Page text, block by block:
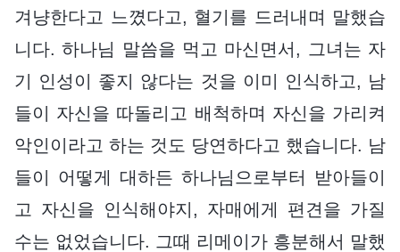
겨냥한다고 느꼈다고, 혈기를 드러내며 말했습
니다. 하나님 말씀을 먹고 마신면서, 그녀는 자
기 인성이 좋지 않다는 것을 이미 인식하고, 남
들이 자신을 따돌리고 배척하며 자신을 가리켜
악인이라고 하는 것도 당연하다고 했습니다. 남
들이 어떻게 대하든 하나님으로부터 받아들이
고 자신을 인식해야지, 자매에게 편견을 가질
수는 없었습니다. 그때 리메이가 흥분해서 말했